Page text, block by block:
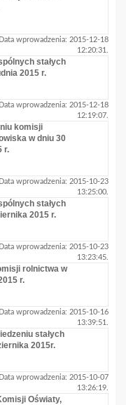
wprowadzenia: 2015-12-18
12:20:31.
stałych
2015 r.
wprowadzenia: 2015-12-18
12:19:07.
komisji
w dniu 30
r.
wprowadzenia: 2015-10-23
13:25:00.
stałych
2015 r.
wprowadzenia: 2015-10-23
13:23:45.
rolnictwa w
r.
wprowadzenia: 2015-10-16
13:39:51.
stałych
2015r.
wprowadzenia: 2015-10-07
13:26:19.
Oświaty,